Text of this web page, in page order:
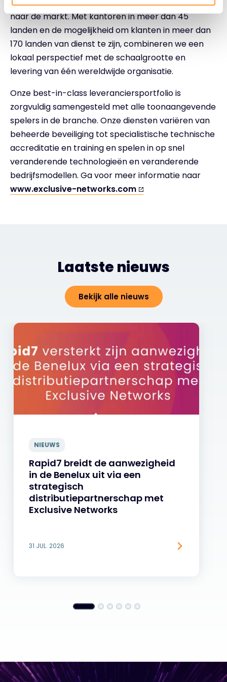
diensten en productportfolio's via bewezen routes
naar de markt. Met kantoren in meer dan 45
landen en de mogelijkheid om klanten in meer dan
170 landen van dienst te zijn, combineren we een
lokaal perspectief met de schaalgrootte en
levering van één wereldwijde organisatie.
Onze best-in-class leveranciersportfolio is
zorgvuldig samengesteld met alle toonaangevende
spelers in de branche. Onze diensten variëren van
beheerde beveiliging tot specialistische technische
accreditatie en training en spelen in op snel
veranderende technologieën en veranderende
bedrijfsmodellen. Ga voor meer informatie naar
www.exclusive-networks.com
Laatste nieuws
Bekijk alle nieuws
NIEUWS
Rapid7 breidt de aanwezigheid
in de Benelux uit via een
strategisch
distributiepartnerschap met
Exclusive Networks
31 JUL. 2026